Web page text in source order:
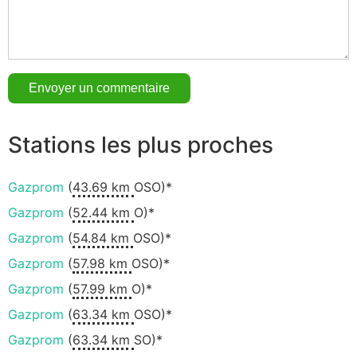
Stations les plus proches
Gazprom (43.69 km OSO)*
Gazprom (52.44 km O)*
Gazprom (54.84 km OSO)*
Gazprom (57.98 km OSO)*
Gazprom (57.99 km O)*
Gazprom (63.34 km OSO)*
Gazprom (63.34 km SO)*